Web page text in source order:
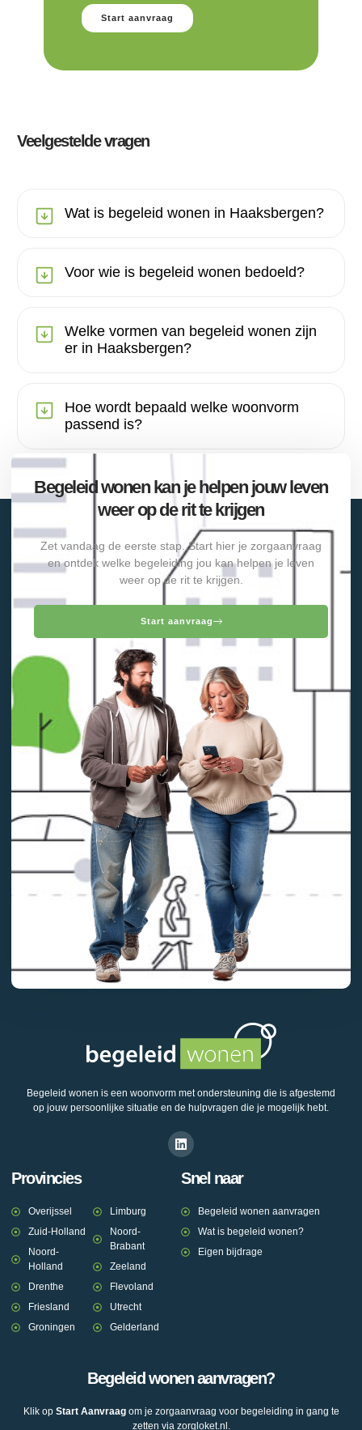
Start aanvraag
Veelgestelde vragen
Wat is begeleid wonen in Haaksbergen?
Voor wie is begeleid wonen bedoeld?
Welke vormen van begeleid wonen zijn
er in Haaksbergen?
Hoe wordt bepaald welke woonvorm
passend is?
Begeleid wonen kan je helpen jouw leven
weer op de rit te krijgen
Zet vandaag de eerste stap. Start hier je zorgaanvraag
en ontdek welke begeleiding jou kan helpen je leven
weer op de rit te krijgen.
Start aanvraag
Begeleid wonen is een woonvorm met ondersteuning die is afgestemd
op jouw persoonlijke situatie en de hulpvragen die je mogelijk hebt.
Provincies
Overijssel
Zuid-Holland
Noord-
Holland
Drenthe
Friesland
Groningen
Limburg
Noord-
Brabant
Zeeland
Flevoland
Utrecht
Gelderland
Snel naar
Begeleid wonen aanvragen
Wat is begeleid wonen?
Eigen bijdrage
Begeleid wonen aanvragen?
Klik op Start Aanvraagom je zorgaanvraag voor begeleiding in gang te
zetten via zorgloket.nl.